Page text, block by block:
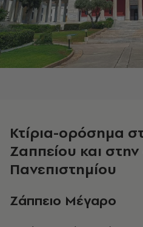
Κτίρια-ορόσημα
Ζαππείου και
Πανεπιστημίου
Zάππειο Μέγαρο